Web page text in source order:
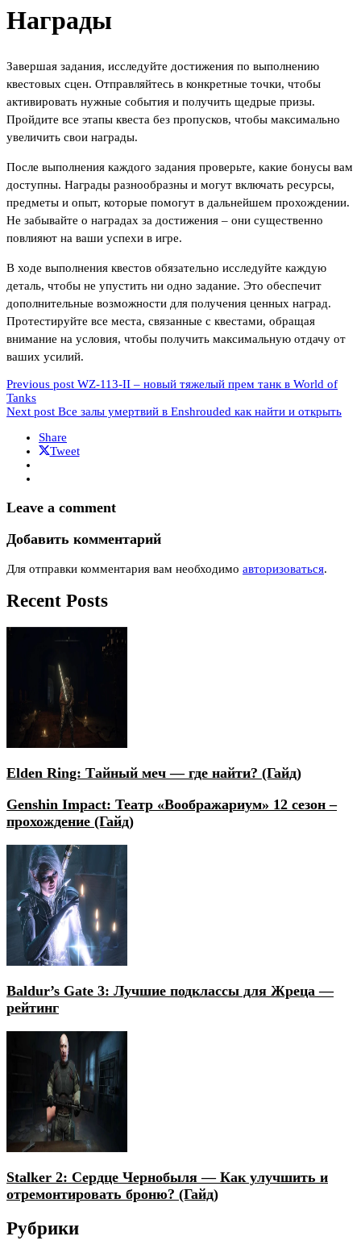
Награды
Завершая задания, исследуйте достижения по выполнению
квестовых сцен. Отправляйтесь в конкретные точки, чтобы
активировать нужные события и получить щедрые призы.
Пройдите все этапы квеста без пропусков, чтобы максимально
увеличить свои награды.
После выполнения каждого задания проверьте, какие бонусы вам
доступны. Награды разнообразны и могут включать ресурсы,
предметы и опыт, которые помогут в дальнейшем прохождении.
Не забывайте о наградах за достижения – они существенно
повлияют на ваши успехи в игре.
В ходе выполнения квестов обязательно исследуйте каждую
деталь, чтобы не упустить ни одно задание. Это обеспечит
дополнительные возможности для получения ценных наград.
Протестируйте все места, связанные с квестами, обращая
внимание на условия, чтобы получить максимальную отдачу от
ваших усилий.
Previous post WZ-113-II – новый тяжелый прем танк в World of
Tanks
Next post Все залы умертвий в Enshrouded как найти и открыть
Share
Tweet
Leave a comment
Добавить комментарий
Для отправки комментария вам необходимо авторизоваться.
Recent Posts
Elden Ring: Тайный меч — где найти? (Гайд)
Genshin Impact: Театр «Воображариум» 12 сезон –
прохождение (Гайд)
Baldur’s Gate 3: Лучшие подклассы для Жреца —
рейтинг
Stalker 2: Сердце Чернобыля — Как улучшить и
отремонтировать броню? (Гайд)
Рубрики